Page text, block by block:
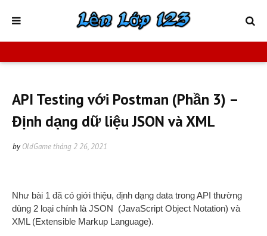
API Testing với Postman (Phần 3) –
Định dạng dữ liệu JSON và XML
by OldGame tháng 2 26, 2021
Như bài 1 đã có giới thiệu, định dạng data trong API thường
dùng 2 loại chính là JSON (JavaScript Object Notation) và
XML (Extensible Markup Language).